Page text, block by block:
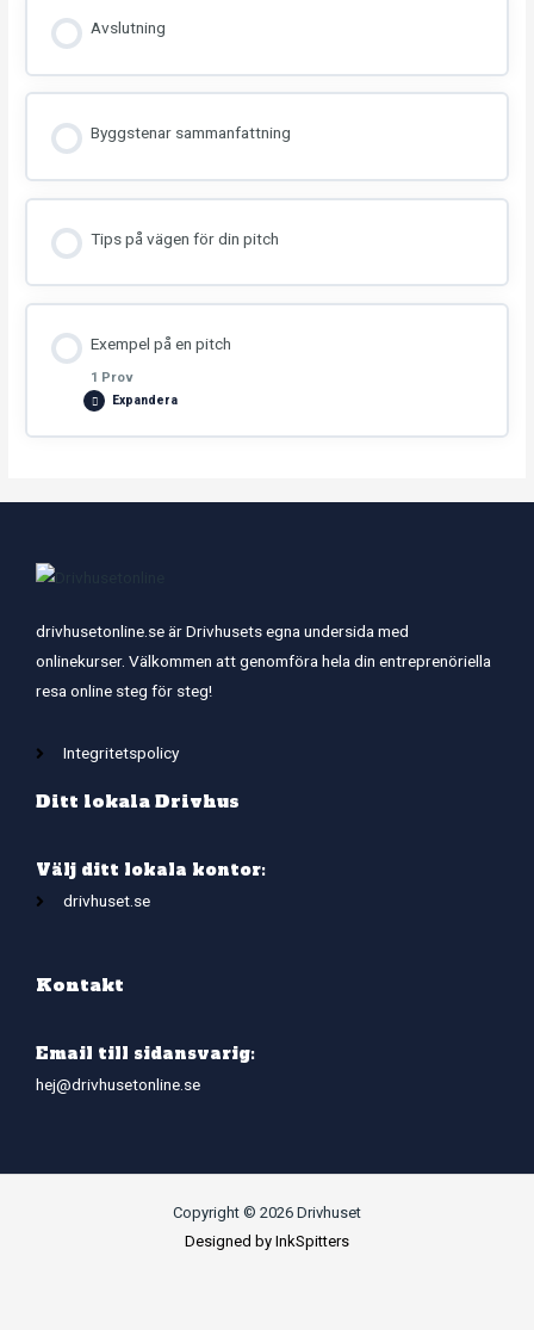
Avslutning
Byggstenar sammanfattning
Tips på vägen för din pitch
Exempel på en pitch
1 Prov
Expandera
drivhusetonline.se är Drivhusets egna undersida med
onlinekurser. Välkommen att genomföra hela din entreprenöriella
resa online steg för steg!
Integritetspolicy
Ditt lokala Drivhus
Välj ditt lokala kontor:
drivhuset.se
Kontakt
Email till sidansvarig:
hej@drivhusetonline.se
Copyright © 2026 Drivhuset
Designed by InkSpitters